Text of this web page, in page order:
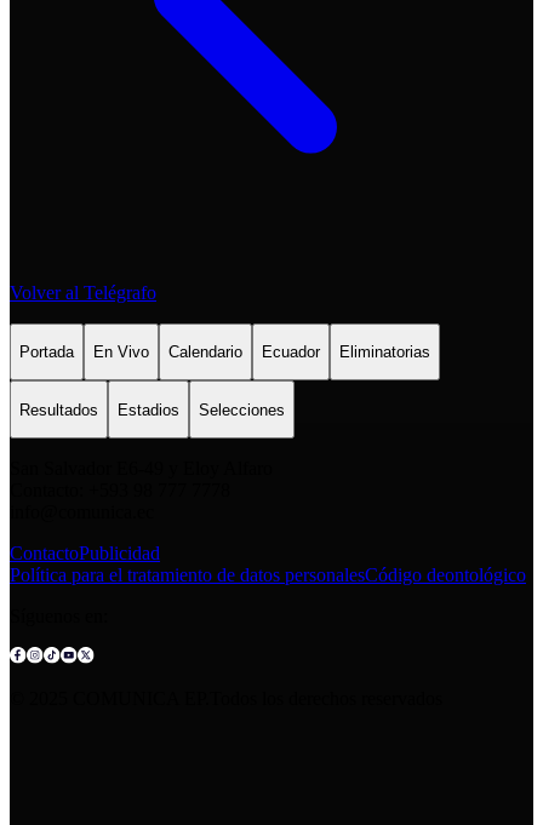
Volver al Telégrafo
Portada En Vivo Calendario Ecuador Eliminatorias
Resultados Estadios Selecciones
ContactoPublicidad
Política para el tratamiento de datos personalesCódigo deontológico